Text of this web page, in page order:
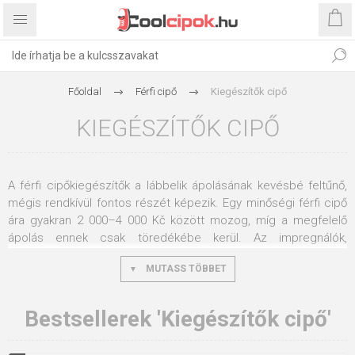
Főoldal Férfi cipő Kiegészítők cipő
KIEGÉSZÍTŐK CIPŐ
A férfi cipőkiegészítők a lábbelik ápolásának kevésbé feltűnő,
mégis rendkívül fontos részét képezik. Egy minőségi férfi cipő
ára gyakran 2 000–4 000 Kč között mozog, míg a megfelelő
ápolás ennek csak töredékébe kerül. Az impregnálók,
cipőkrémek, talpbetétek vagy cipőszárítók rendszeres
használata akár évekkel is meghosszabbíthatja a cipők
kényelmét. Kínálatunkban minden megtalálható, ami a cipők
karbantartásához, védelméhez és kényelmesebb
MUTASS TÖBBET
Bestsellerek 'Kiegészítők cipő'